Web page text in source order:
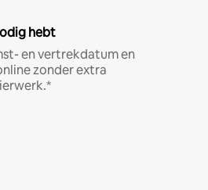
hebt
en vertrekdatum en
zonder extra